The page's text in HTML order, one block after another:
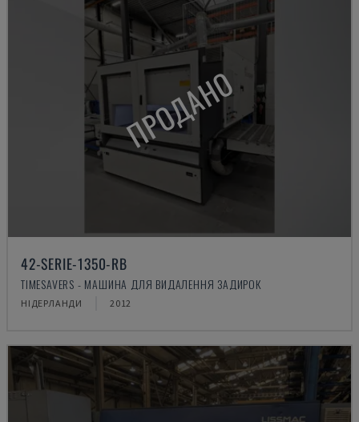
ПРОДАНО
42-SERIE-1350-RB
TIMESAVERS - МАШИНА ДЛЯ ВИДАЛЕННЯ ЗАДИРОК
НІДЕРЛАНДИ 2012